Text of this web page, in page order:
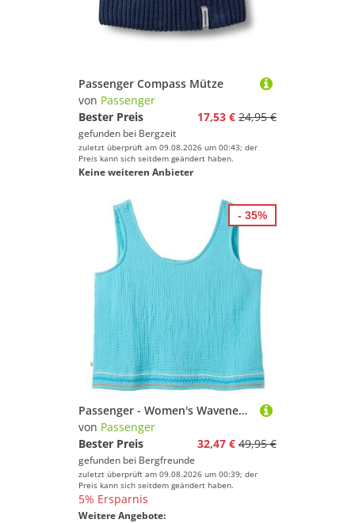
Passenger Compass Mütze
von Passenger
Bester Preis
17,53 € 24,95 €
gefunden bei Bergzeit
zuletzt überprüft am 09.08.2026 um 00:43; der
Preis kann sich seitdem geändert haben.
Keine weiteren Anbieter
Passenger - Women's Waveney Top - Top Gr L türkis
von Passenger
Bester Preis
32,47 € 49,95 €
gefunden bei Bergfreunde
zuletzt überprüft am 09.08.2026 um 00:39; der
Preis kann sich seitdem geändert haben.
5% Ersparnis
Weitere Angebote:
- 35%